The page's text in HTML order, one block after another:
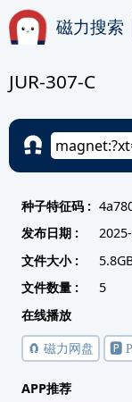
磁力搜索
JUR-307-C
种子特征码 :
发布日期 :
文件大小 :
文件数量 :
5
在线播放
🧲 磁力网盘 🅿️
APP推荐